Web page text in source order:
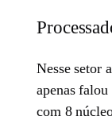
Nesse setor
apenas
com 8